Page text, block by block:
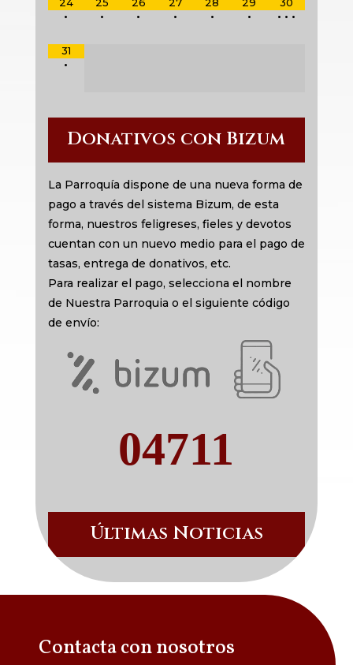
•
•
•
•
•
•
• • •
31
•
Donativos con Bizum
La Parroquía dispone de una nueva forma de
pago a través del sistema Bizum, de esta
forma, nuestros feligreses, fieles y devotos
cuentan con un nuevo medio para el pago de
tasas, entrega de donativos, etc.
Para realizar el pago, selecciona el nombre
de Nuestra Parroquia o el siguiente código
de envío:
04711
Últimas Noticias
Contacta con nosotros